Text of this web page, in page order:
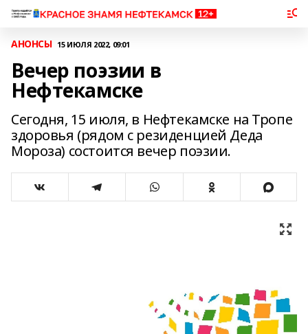
АНОНСЫ 15 ИЮЛЯ 2022, 09:01
Вечер поэзии в
Нефтекамске
Сегодня, 15 июля, в Нефтекамске на Тропе
здоровья (рядом с резиденцией Деда
Мороза) состоится вечер поэзии.